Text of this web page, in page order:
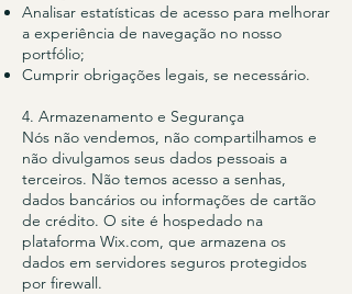
Analisar estatísticas de acesso para melhorar
a experiência de navegação no nosso
portfólio;
Cumprir obrigações legais, se necessário.
4. Armazenamento e Segurança
Nós não vendemos, não compartilhamos e
não divulgamos seus dados pessoais a
terceiros. Não temos acesso a senhas,
dados bancários ou informações de cartão
de crédito. O site é hospedado na
plataforma Wix.com, que armazena os
dados em servidores seguros protegidos
por firewall.